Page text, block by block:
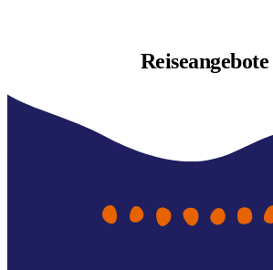
Reiseangebote